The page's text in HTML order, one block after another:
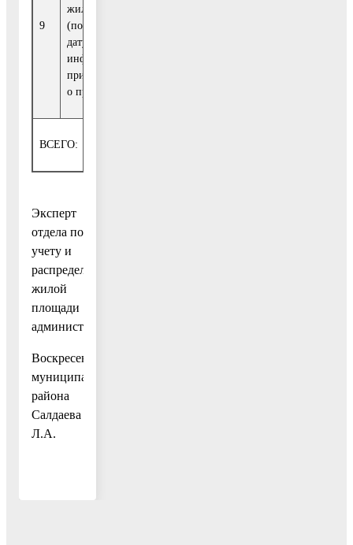
9
жилищного фонда
(по которым на
дату размещения
информации не
принято решение
о предоставлении)
ВСЕГО:
Эксперт
отдела по
учету и
распределению
жилой
площади
администрации
Воскресенского
муниципального
района
Салдаева
Л.А.